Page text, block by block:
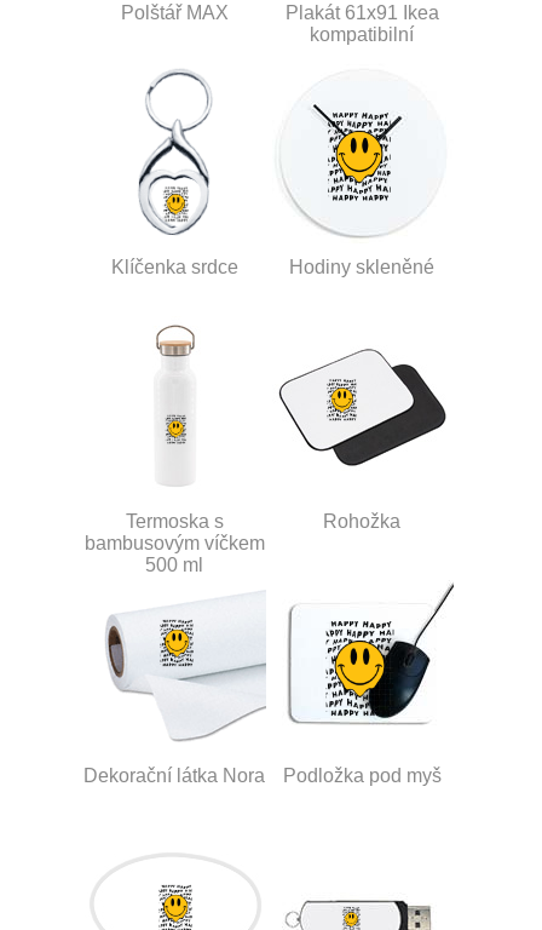
Polštář MAX
Plakát 61x91 Ikea
kompatibilní
Klíčenka srdce Hodiny skleněné
Termoska s
bambusovým víčkem
500 ml
Rohožka
Dekorační látka Nora Podložka pod myš